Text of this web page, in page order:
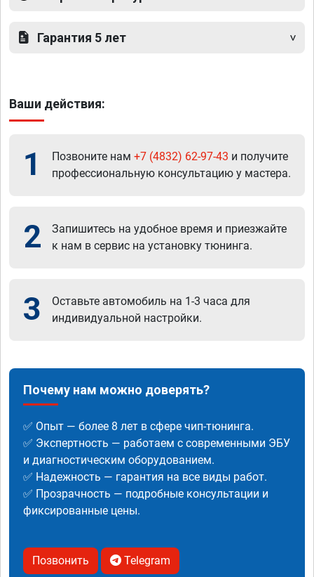
Гарантия 5 лет
Ваши действия:
1 Позвоните нам +7 (4832) 62-97-43 и получите
профессиональную консультацию у мастера.
2
Запишитесь на удобное время и приезжайте
к нам в сервис на установку тюнинга.
3
Оставьте автомобиль на 1-3 часа для
индивидуальной настройки.
Почему нам можно доверять?
✅ Опыт — более 8 лет в сфере чип-тюнинга.
✅ Экспертность — работаем с современными ЭБУ
и диагностическим оборудованием.
✅ Надежность — гарантия на все виды работ.
✅ Прозрачность — подробные консультации и
фиксированные цены.
Позвонить Telegram